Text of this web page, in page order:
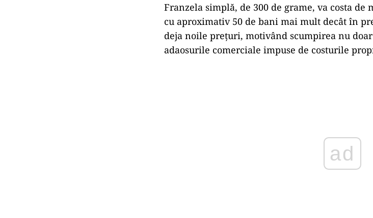
Franzela simplă, de 300 de grame, va costa de
cu aproximativ 50 de bani mai mult decât în
deja noile prețuri, motivând scumpirea nu
adaosurile comerciale impuse de costurile